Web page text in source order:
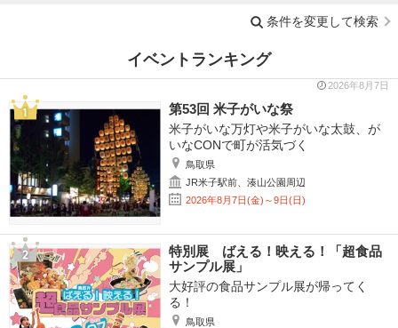
条件を変更して検索
イベントランキング
2026年8月7日
第53回 米子がいな祭
米子がいな万灯や米子がいな太鼓、が
いなCONで町が活気づく
鳥取県
JR米子駅前、湊山公園周辺
2026年8月7日(金)～9日(日)
特別展 ばえる！映える！「超食品
サンプル展」
大好評の食品サンプル展が帰ってく
る！
鳥取県